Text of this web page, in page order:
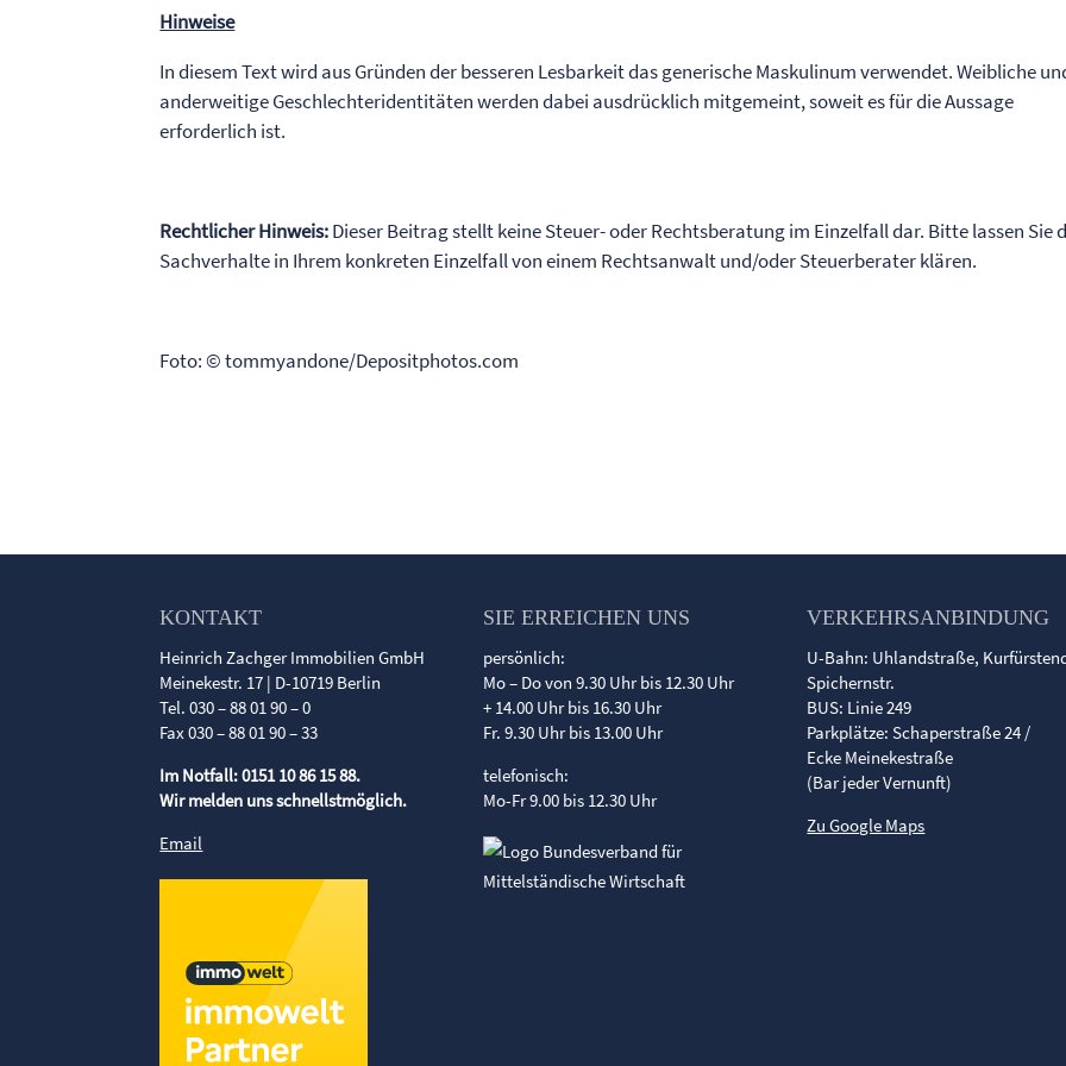
Hinweise
In diesem Text wird aus Gründen der besseren Lesbarkeit das generische Maskulinum verwendet. Weibliche
anderweitige Geschlechteridentitäten werden dabei ausdrücklich mitgemeint, soweit es für die Aussage
erforderlich ist.
Rechtlicher Hinweis:Dieser Beitrag stellt keine Steuer- oder Rechtsberatung im Einzelfall dar. Bitte lassen Sie
Sachverhalte in Ihrem konkreten Einzelfall von einem Rechtsanwalt und/oder Steuerberater klären.
Foto: © tommyandone/Depositphotos.com
KONTAKT
Heinrich Zachger Immobilien GmbH
Meinekestr. 17 | D-10719 Berlin
Tel. 030 – 88 01 90 – 0
Fax 030 – 88 01 90 – 33
Im Notfall: 0151 10 86 15 88.
Wir melden uns schnellstmöglich.
Email
SIE ERREICHEN UNS
persönlich:
Mo – Do von 9.30 Uhr bis 12.30 Uhr
+ 14.00 Uhr bis 16.30 Uhr
Fr. 9.30 Uhr bis 13.00 Uhr
telefonisch:
Mo-Fr 9.00 bis 12.30 Uhr
VERKEHRSANBINDUNG
U-Bahn: Uhlandstraße,
Spichernstr.
BUS: Linie 249
Parkplätze: Schaperstraße 24 /
Ecke Meinekestraße
(Bar jeder Vernunft)
Zu Google Maps